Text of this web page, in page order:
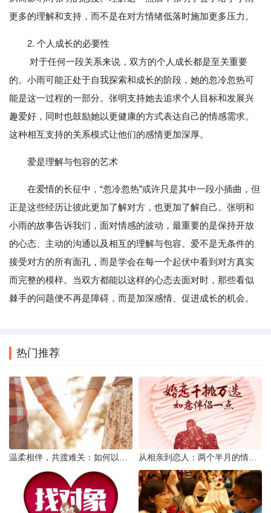
更多的理解和支持，而不是在对方情绪低落时施加更多压力。
2. 个人成长的必要性
对于任何一段关系来说，双方的个人成长都是至关重要
的。小雨可能正处于自我探索和成长的阶段，她的忽冷忽热可
能是这一过程的一部分。张明支持她去追求个人目标和发展兴
趣爱好，同时也鼓励她以更健康的方式表达自己的情感需求。
这种相互支持的关系模式让他们的感情更加深厚。
爱是理解与包容的艺术
在爱情的长征中，“忽冷忽热”或许只是其中一段小插曲，但
正是这些经历让彼此更加了解对方，也更加了解自己。张明和
小雨的故事告诉我们，面对情感的波动，最重要的是保持开放
的心态、主动的沟通以及相互的理解与包容。爱不是无条件的
接受对方的所有面孔，而是学会在每一个起伏中看到对方真实
而完整的模样。当双方都能以这样的心态去面对时，那些看似
棘手的问题便不再是障碍，而是加深感情、促进成长的机会。
热门推荐